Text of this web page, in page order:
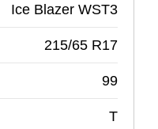
Ice Blazer WST3
215/65 R17
99
T